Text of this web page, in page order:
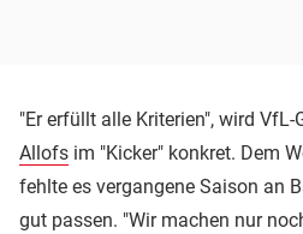
"Er erfüllt alle Kriterien", wird
Allofs im "Kicker" konkret. Dem
fehlte es vergangene Saison an
gut passen. "Wir machen nur